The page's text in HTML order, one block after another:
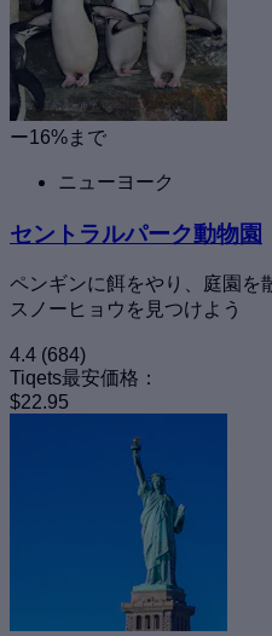
ー16%まで
ニューヨーク
セントラルパーク動物園
ペンギンに餌をやり、庭園を
スノーヒョウを見つけよう
4.4 (684)
Tiqets最安価格：
$22.95